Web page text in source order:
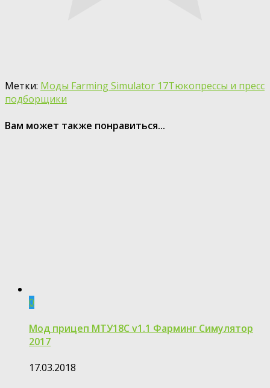
Метки: Моды Farming Simulator 17Тюкопрессы и пресс
подборщики
Вам может также понравиться...
0
Мод прицеп МТУ18С v1.1 Фарминг Симулятор
2017
17.03.2018